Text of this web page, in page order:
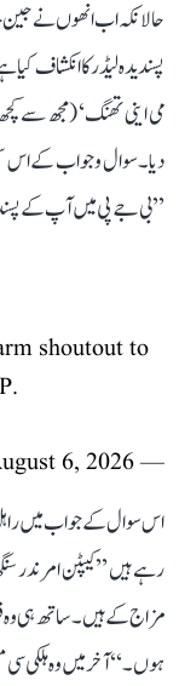
حالانکہ اب انھوں نے
پسندیدہ لیڈر کا انکشاف
می اینی تھنگ‘ (مجھ سے
دیا۔ سوال و جواب کے
’’بی جے پی میں آپ کے
shoutout to
— Congress (@INCIndia)
6, 2026
اس سوال کے جواب میں راہل
رہے ہیں ’’کیپٹن امرندر
مزاج کے ہیں۔ ساتھ ہی وہ
ہوں۔‘‘ آخر میں وہ ہلکی